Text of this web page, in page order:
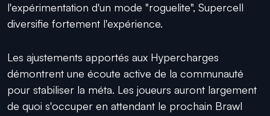
l'expérimentation d'un mode "roguelite", Supercell
diversifie fortement l'expérience.
Les ajustements apportés aux Hypercharges
démontrent une écoute active de la communauté
pour stabiliser la méta. Les joueurs auront largement
de quoi s'occuper en attendant le prochain Brawl